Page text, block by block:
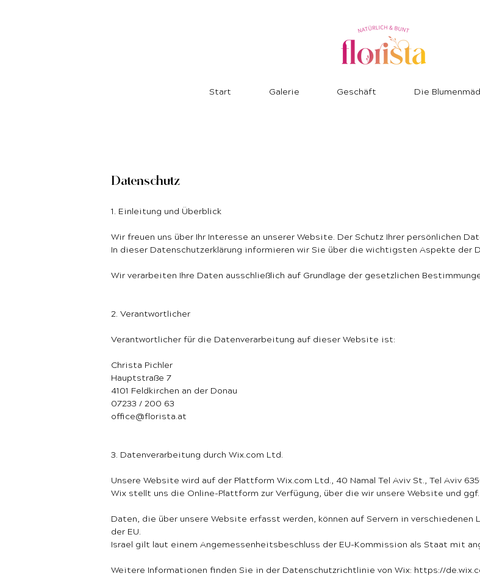
Start Galerie Geschäft Die
Datenschutz
1. Einleitung und Überblick
Wir freuen uns über Ihr Interesse an unserer Website. Der Schutz Ihrer persönlichen
In dieser Datenschutzerklärung informieren wir Sie über die wichtigsten Aspekte der
Wir verarbeiten Ihre Daten ausschließlich auf Grundlage der gesetzlichen
2. Verantwortlicher
Verantwortlicher für die Datenverarbeitung auf dieser Website ist:
Christa Pichler
Hauptstraße 7
4101 Feldkirchen an der Donau
07233 / 200 63
office@florista.at
3. Datenverarbeitung durch Wix.com Ltd.
Unsere Website wird auf der Plattform Wix.com Ltd., 40 Namal Tel Aviv St., Tel Aviv
Wix stellt uns die Online-Plattform zur Verfügung, über die wir unsere Website und
Daten, die über unsere Website erfasst werden, können auf Servern in verschiedenen
der EU.
Israel gilt laut einem Angemessenheitsbeschluss der EU-Kommission als Staat mit
Weitere Informationen finden Sie in der Datenschutzrichtlinie von Wix: https://